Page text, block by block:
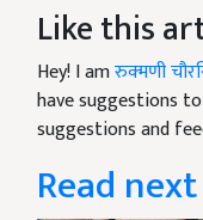
Like this
Hey! I amरुक्मणी
have suggestions
suggestions and
Read next